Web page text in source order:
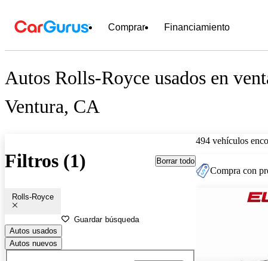
Comprar Financiamiento
Autos Rolls-Royce usados en
Ventura, CA
Filtros (1) Borrar todo
Rolls-Royce
Guardar búsqueda
Autos usados
Autos nuevos
494 vehículos
Compra con